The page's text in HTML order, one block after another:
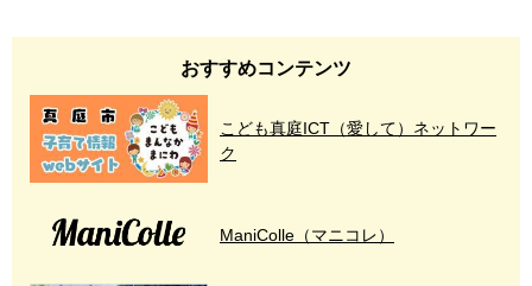
おすすめコンテンツ
こども真庭ICT（愛して）ネットワー
ク
ManiColle（マニコレ）